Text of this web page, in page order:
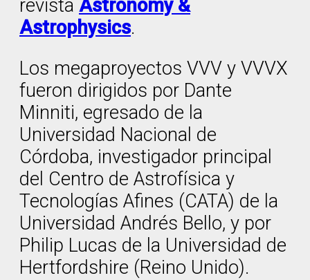
revista Astronomy &
Astrophysics.
Los megaproyectos VVV y VVVX
fueron dirigidos por Dante
Minniti, egresado de la
Universidad Nacional de
Córdoba, investigador principal
del Centro de Astrofísica y
Tecnologías Afines (CATA) de la
Universidad Andrés Bello, y por
Philip Lucas de la Universidad de
Hertfordshire (Reino Unido).